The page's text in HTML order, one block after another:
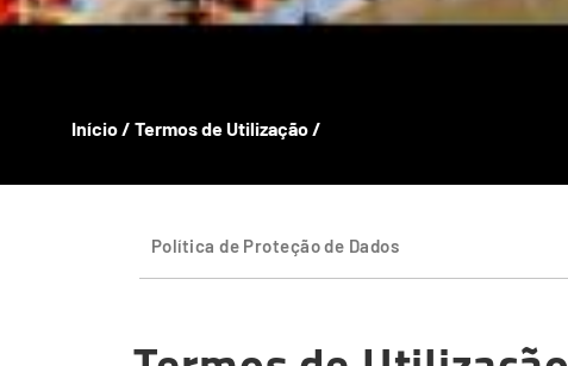
Início/ Termos de Utilização/
Política de Proteção de Dados